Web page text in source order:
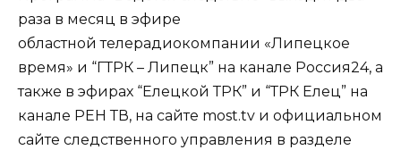
раза в месяц в эфире
областной телерадиокомпании «Липецкое
время» и “ГТРК – Липецк” на канале Россия24, а
также в эфирах “Елецкой ТРК” и “ТРК Елец” на
канале РЕН ТВ, на сайте most.tv и официальном
сайте следственного управления в разделе